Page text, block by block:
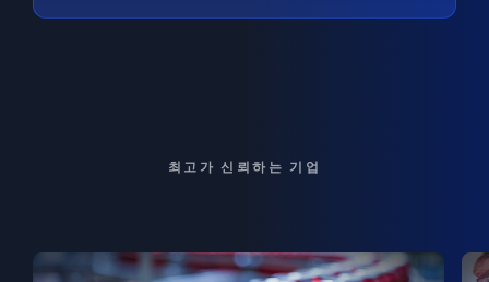
최고가 신뢰하는 기업